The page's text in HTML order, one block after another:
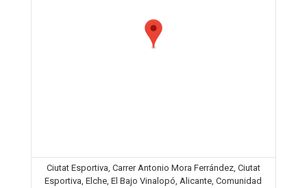
Ciutat Esportiva, Carrer Antonio Mora Ferrández, Ciutat
Esportiva, Elche, El Bajo Vinalopó, Alicante, Comunidad